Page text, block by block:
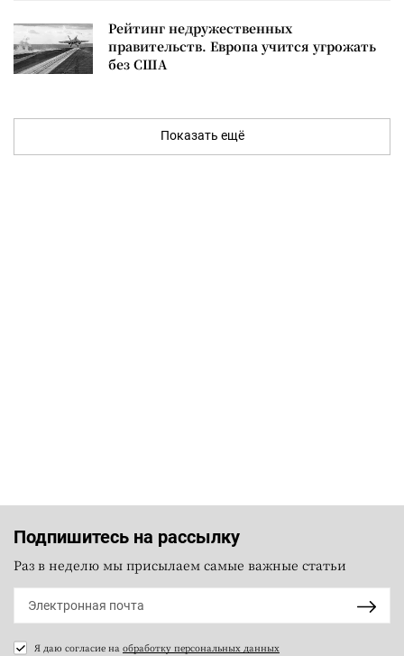
Рейтинг недружественных
правительств. Европа учится угрожать
без США
Показать ещё
Подпишитесь на рассылку
Раз в неделю мы присылаем самые важные статьи
Я даю согласие на обработку персональных данных